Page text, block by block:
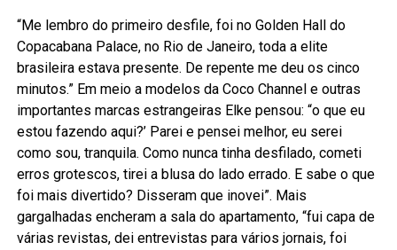
“Me lembro do primeiro desfile, foi no Golden Hall do
Copacabana Palace, no Rio de Janeiro, toda a elite
brasileira estava presente. De repente me deu os cinco
minutos.” Em meio a modelos da Coco Channel e outras
importantes marcas estrangeiras Elke pensou: “o que eu
estou fazendo aqui?’ Parei e pensei melhor, eu serei
como sou, tranquila. Como nunca tinha desfilado, cometi
erros grotescos, tirei a blusa do lado errado. E sabe o que
foi mais divertido? Disseram que inovei”. Mais
gargalhadas encheram a sala do apartamento, “fui capa de
várias revistas, dei entrevistas para vários jornais, foi